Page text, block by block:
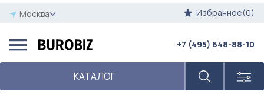
Москва Избранное(0)
КАТАЛОГ
+7 (495) 648-88-10